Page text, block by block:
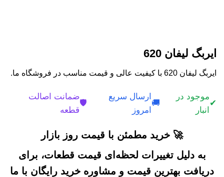
ایربگ لیفان 620
ایربگ لیفان 620 با کیفیت عالی و قیمت مناسب در فروشگاه ما.
✔
موجود در
انبار
🚚
ارسال سریع
امروز
🛡️
ضمانت اصالت
قطعه
🚀 خرید مطمئن با قیمت روز بازار
به دلیل تغییرات لحظه‌ای قیمت قطعات، برای
دریافت بهترین قیمت و مشاوره خرید رایگان با ما